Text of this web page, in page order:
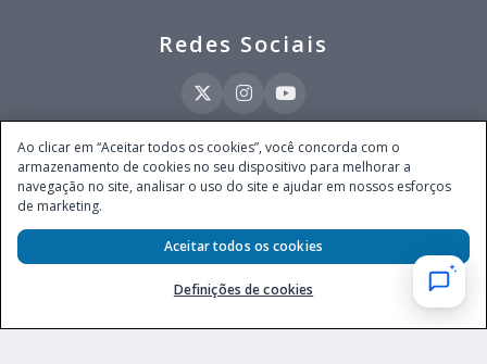
Redes Sociais
Este site é operado pela Ventmear Brasil LTDA (CNPJ 52.868.380/0001-84), com
endereço na Avenida Brigadeiro Faria Lima, nº 4.055, 3º andar, Itaim Bibi, no
Município de São Paulo, Estado de São Paulo, CEP 04538-133, Brasil - empresa
Secretaria de Prêmios e Apostas do Ministério da Fazenda, conforme Portaria nº
247, de 07.02.2025, publicada no DOU em 11.2.2025.
Ao clicar em “Aceitar todos os cookies”, você concorda com o
armazenamento de cookies no seu dispositivo para melhorar a
navegação no site, analisar o uso do site e ajudar em nossos esforços
de marketing.
Definições de cookies
Aceitar todos os cookies